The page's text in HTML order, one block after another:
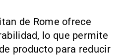
de Rome ofrece
lo que permite
producto para reducir